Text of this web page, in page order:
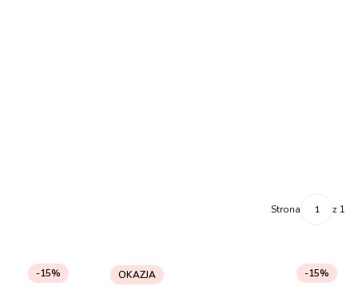
Strona z 1
-15% OKAZJA -15%